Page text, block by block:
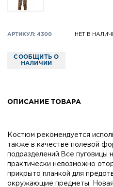
АРТИКУЛ: 4300 НЕТ В
СООБЩИТЬ О
НАЛИЧИИ
ОПИСАНИЕ ТОВАРА
Костюм рекомендуется
также в качестве полевой
подразделений.Все пуговицы
практически невозможно
прикрыто планкой для
окружающие предметы.